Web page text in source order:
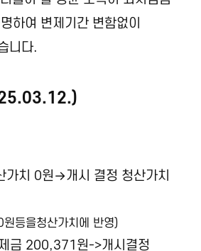
하여 변제기간 변함없이
니다.
가치 0원→개시 결정 청산가치
등을청산가치에 반영)
금 200,371원->개시결정